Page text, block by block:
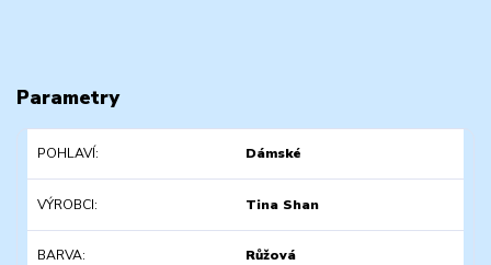
Parametry
POHLAVÍ Dámské
VÝROBCI Tina Shan
BARVA Růžová